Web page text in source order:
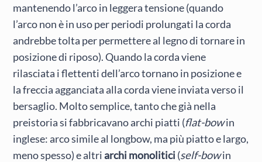
mantenendo l’arco in leggera tensione (quando
l’arco non è in uso per periodi prolungati la corda
andrebbe tolta per permettere al legno di tornare in
posizione di riposo). Quando la corda viene
rilasciata i flettenti dell’arco tornano in posizione e
la freccia agganciata alla corda viene inviata verso il
bersaglio. Molto semplice, tanto che già nella
preistoria si fabbricavano archi piatti (flat-bowin
inglese: arco simile al longbow, ma più piatto e largo,
meno spesso) e altriarchi monolitici(self-bowin